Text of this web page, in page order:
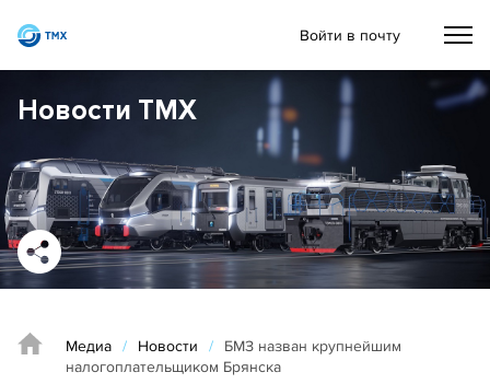
Войти в почту
Новости ТМХ
Медиа / Новости /
БМЗ назван крупнейшим
налогоплательщиком Брянска